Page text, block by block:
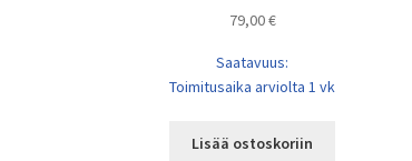
79,00€
Saatavuus:
Toimitusaika arviolta 1 vk
Lisää ostoskoriin